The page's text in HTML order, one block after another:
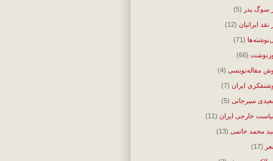
سوگ پدر (5)
نقد ایرانیان (12)
(71)
(66)
مقاله‌نویسی (4)
ایران (7)
سیرجانی (5)
خارجی ایران (11)
محمد خاتمی (13)
(17)